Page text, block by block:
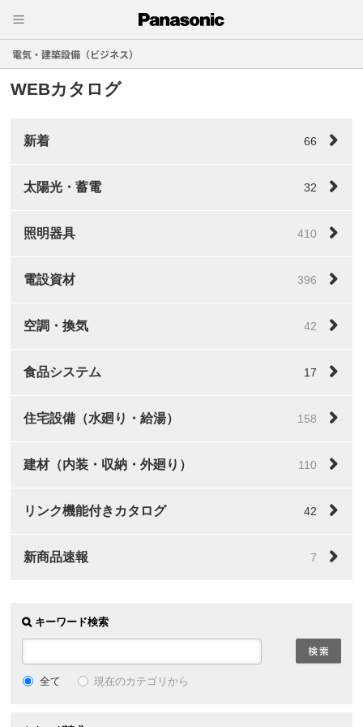
電気・建築設備（ビジネス）
WEBカタログ
新着 66
太陽光・蓄電 32
照明器具 410
電設資材 396
空調・換気 42
食品システム 17
住宅設備（水廻り・給湯） 158
建材（内装・収納・外廻り） 110
リンク機能付きカタログ 42
新商品速報 7
キーワード検索
全て 現在のカテゴリから